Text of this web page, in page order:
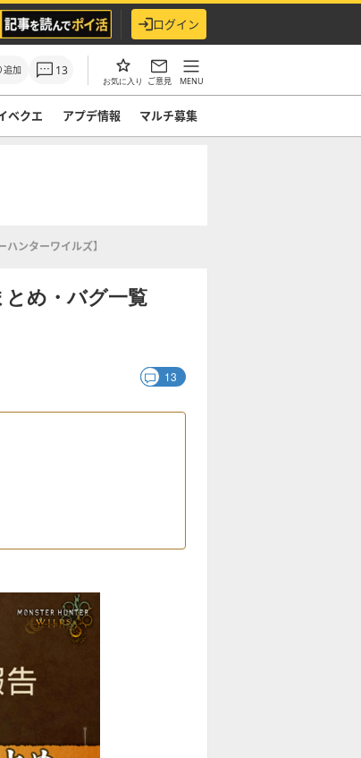
ログイン
追加 13
お気に入り ご意見 MENU
ベクエ アプデ情報 マルチ募集
ンターワイルズ】
とめ・バグ一覧
13